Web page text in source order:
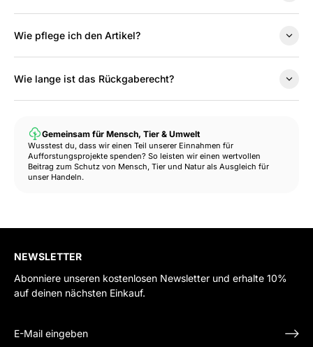
Wie pflege ich den Artikel?
Wie lange ist das Rückgaberecht?
Gemeinsam für Mensch, Tier & Umwelt
Wusstest du, dass wir einen Teil unserer Einnahmen für
Aufforstungsprojekte spenden? So leisten wir einen wertvollen
Beitrag zum Schutz von Mensch, Tier und Natur als Ausgleich für
unser Handeln.
NEWSLETTER
Abonniere unseren kostenlosen Newsletter und erhalte 10%
auf deinen nächsten Einkauf.